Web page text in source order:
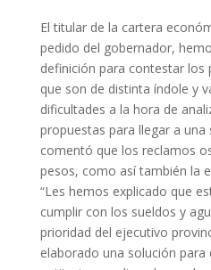
El titular de la cartera
pedido del gobernador,
definición para contestar los
que son de distinta índole y
dificultades a la hora de
propuestas para llegar a una
comentó que los reclamos
pesos, como así también la
“Les hemos explicado que
cumplir con los sueldos y
prioridad del ejecutivo
elaborado una solución para